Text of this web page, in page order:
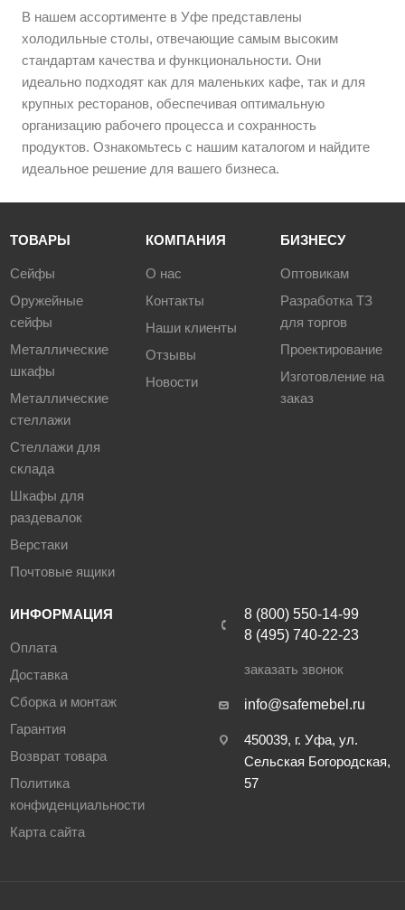
В нашем ассортименте в Уфе представлены
холодильные столы, отвечающие самым высоким
стандартам качества и функциональности. Они
идеально подходят как для маленьких кафе, так и для
крупных ресторанов, обеспечивая оптимальную
организацию рабочего процесса и сохранность
продуктов. Ознакомьтесь с нашим каталогом и найдите
идеальное решение для вашего бизнеса.
ТОВАРЫ
Сейфы
Оружейные
сейфы
Металлические
шкафы
Металлические
стеллажи
Стеллажи для
склада
Шкафы для
раздевалок
Верстаки
Почтовые ящики
КОМПАНИЯ
О нас
Контакты
Наши клиенты
Отзывы
Новости
БИЗНЕСУ
Оптовикам
Разработка ТЗ
для торгов
Проектирование
Изготовление на
заказ
ИНФОРМАЦИЯ
Оплата
Доставка
Сборка и монтаж
Гарантия
Возврат товара
Политика
конфиденциальности
Карта сайта
8 (800) 550-14-99
8 (495) 740-22-23
заказать звонок
info@safemebel.ru
450039, г. Уфа, ул.
Сельская Богородская,
57